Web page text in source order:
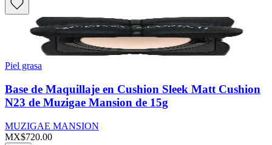
Piel grasa
Base de Maquillaje en Cushion Sleek Matt Cushion
N23 de Muzigae Mansion de 15g
MUZIGAE MANSION
MX$720.00